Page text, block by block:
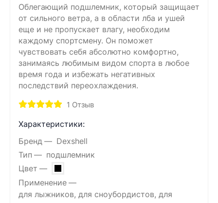
Облегающий подшлемник, который защищает
от сильного ветра, а в области лба и ушей
еще и не пропускает влагу, необходим
каждому спортсмену. Он поможет
чувствовать себя абсолютно комфортно,
занимаясь любимым видом спорта в любое
время года и избежать негативных
последствий переохлаждения.
1 Отзыв
Характеристики:
Бренд
Dexshell
Тип
подшлемник
Цвет
Применение
для лыжников, для сноубордистов, для